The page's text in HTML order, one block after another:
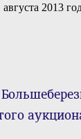
2013